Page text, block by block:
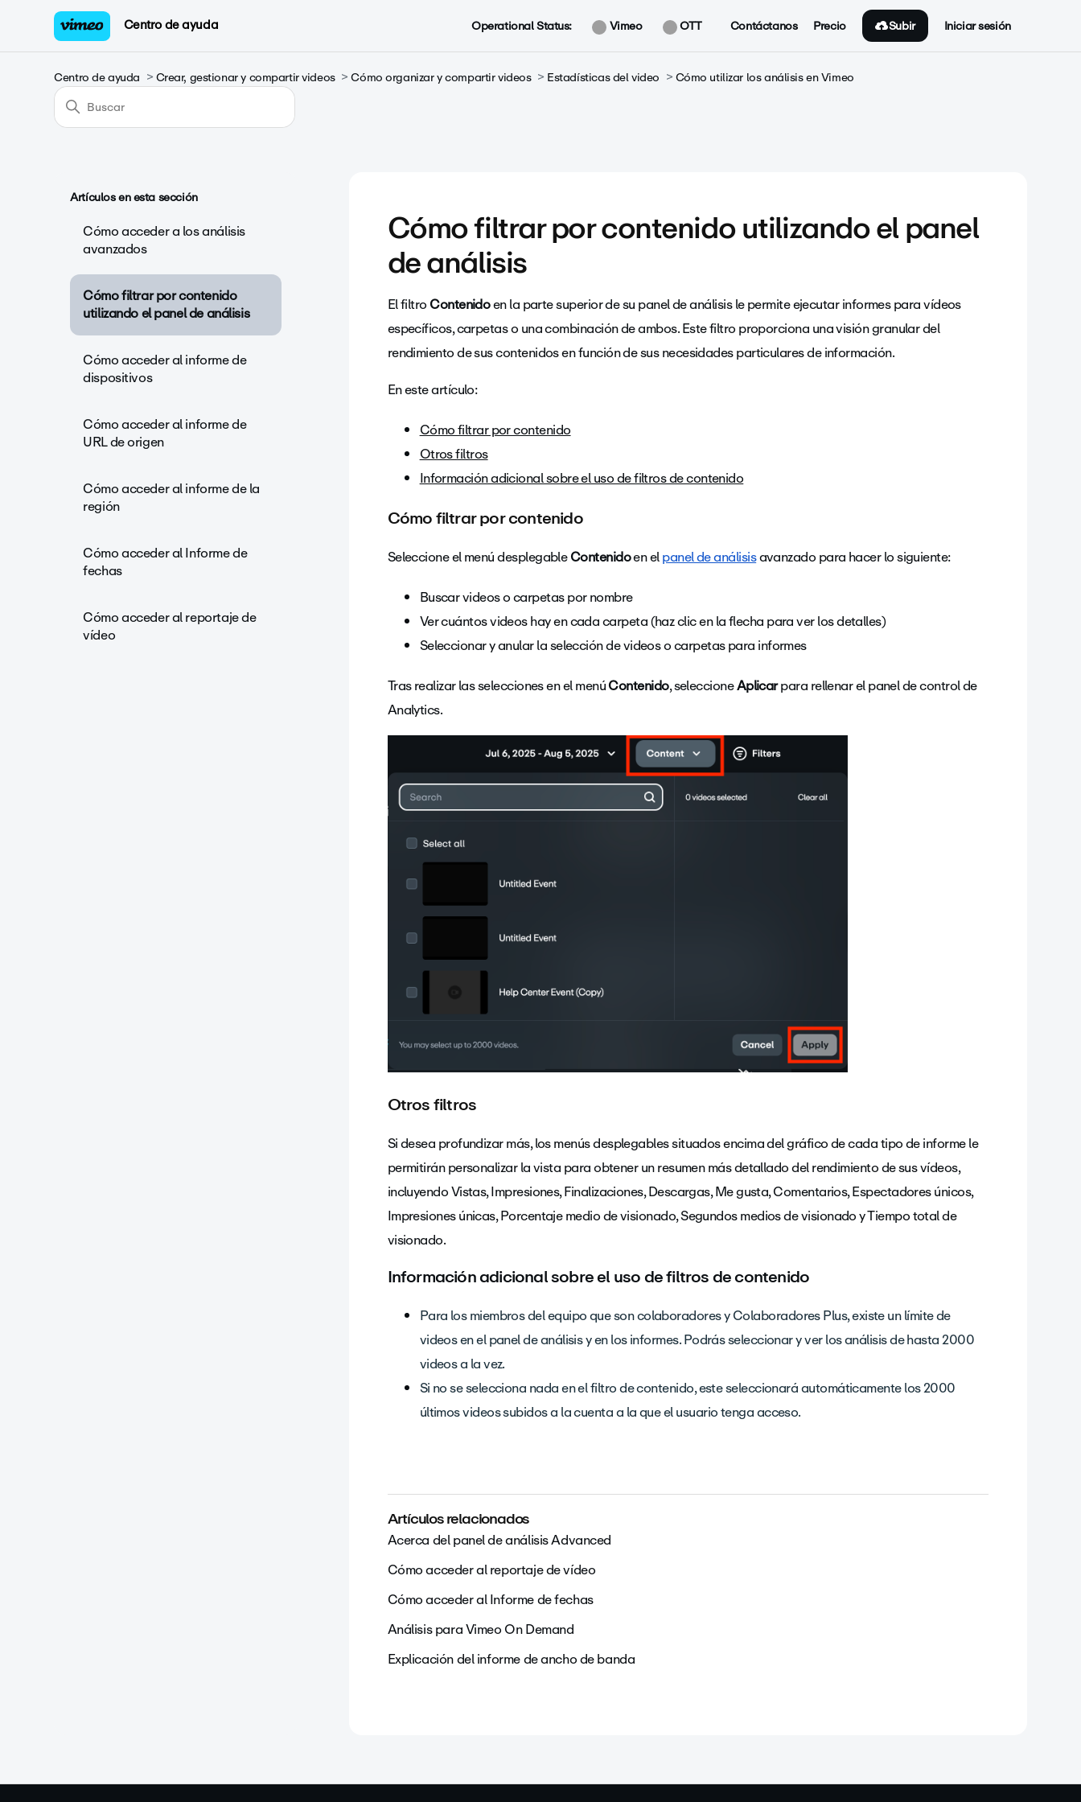
Centro de ayuda Operational Status: Vimeo OTT Contáctanos Precio Subir Iniciar sesión
Centro de ayuda Crear, gestionar y compartir videos Cómo organizar y compartir videos Estadísticas del video Cómo utilizar los análisis en Vimeo
Artículos en esta sección
Cómo acceder a los análisis
avanzados
Cómo filtrar por contenido
utilizando el panel de análisis
Cómo acceder al informe de
dispositivos
Cómo acceder al informe de
URL de origen
Cómo acceder al informe de la
región
Cómo acceder al Informe de
fechas
Cómo acceder al reportaje de
vídeo
Cómo filtrar por contenido utilizando el panel
de análisis
El filtroContenidoen la parte superior de su panel de análisis le permite ejecutar informes para vídeos
específicos, carpetas o una combinación de ambos. Este filtro proporciona una visión granular del
rendimiento de sus contenidos en función de sus necesidades particulares de información.
En este artículo:
Cómo filtrar por contenido
Otros filtros
Información adicional sobre el uso de filtros de contenido
Cómo filtrar por contenido
Seleccione el menú desplegableContenidoen elpanel de análisisavanzado para hacer lo siguiente:
Buscar videos o carpetas por nombre
Ver cuántos videos hay en cada carpeta (haz clic en la flecha para ver los detalles)
Seleccionar y anular la selección de videos o carpetas para informes
Tras realizar las selecciones en el menúContenido, seleccioneAplicarpara rellenar el panel de control de
Analytics.
Otros filtros
Si desea profundizar más, los menús desplegables situados encima del gráfico de cada tipo de informe le
permitirán personalizar la vista para obtener un resumen más detallado del rendimiento de sus vídeos,
incluyendo Vistas, Impresiones, Finalizaciones, Descargas, Me gusta, Comentarios, Espectadores únicos,
Impresiones únicas, Porcentaje medio de visionado, Segundos medios de visionado y Tiempo total de
visionado.
Información adicional sobre el uso de filtros de contenido
Para los miembros del equipo que son colaboradores y Colaboradores Plus, existe un límite de
videos en el panel de análisis y en los informes. Podrás seleccionar y ver los análisis de hasta 2000
videos a la vez.
Si no se selecciona nada en el filtro de contenido, este seleccionará automáticamente los 2000
últimos videos subidos a la cuenta a la que el usuario tenga acceso.
Artículos relacionados
Acerca del panel de análisis Advanced
Cómo acceder al reportaje de vídeo
Cómo acceder al Informe de fechas
Análisis para Vimeo On Demand
Explicación del informe de ancho de banda